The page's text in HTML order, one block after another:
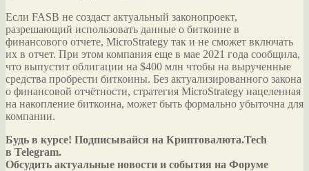
Если FASB не создаст актуальный законопроект,
разрешающий использовать данные о биткоине в
финансового отчете, MicroStrategy так и не сможет включать
их в отчет. При этом компания еще в мае 2021 года сообщила,
что выпустит облигации на $400 млн чтобы на вырученные
средства пробрести биткоины. Без актуализированного закона
о финансовой отчётности, стратегия MicroStrategy нацеленная
на накопление биткоина, может быть формально убыточна для
компании.
Будь в курсе! Подписывайся на Криптовалюта.Tech
в Telegram.
Обсудить актуальные новости и события на Форуме